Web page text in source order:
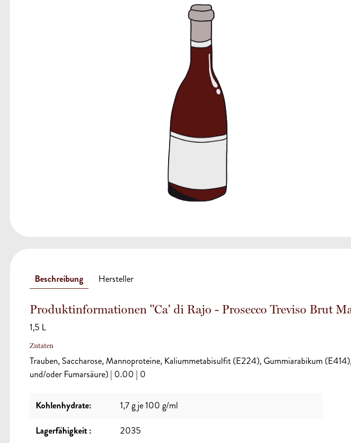
Beschreibung Hersteller
Produktinformationen "Ca' di Rajo - Prosecco Treviso Brut
1,5 L
Zutaten
Trauben, Saccharose, Mannoproteine, Kaliummetabisulfit (E224), Gummiarabikum
und/oder Fumarsäure) | 0.00 | 0
Kohlenhydrate:
1,7 g je 100 g/ml
Lagerfähigkeit :
2035